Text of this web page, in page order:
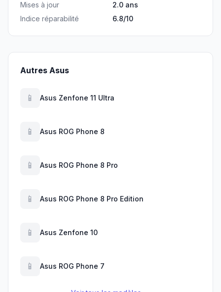
Mises à jour
2.0 ans
Indice réparabilité
6.8/10
Autres Asus
📱 Asus Zenfone 11 Ultra
📱 Asus ROG Phone 8
📱 Asus ROG Phone 8 Pro
📱 Asus ROG Phone 8 Pro Edition
📱 Asus Zenfone 10
📱 Asus ROG Phone 7